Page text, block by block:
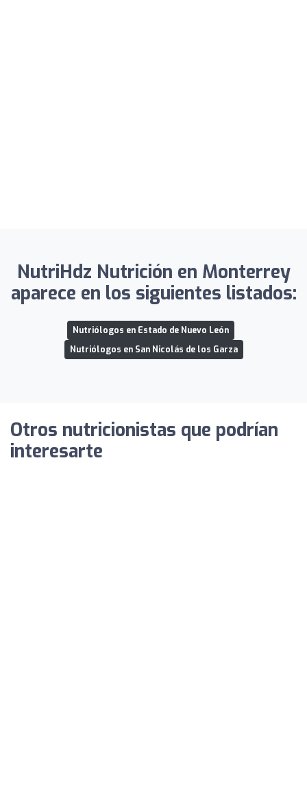
NutriHdz Nutrición en Monterrey
aparece en los siguientes listados:
Nutriólogos en Estado de Nuevo León
Nutriólogos en San Nicolás de los Garza
Otros nutricionistas que podrían
interesarte